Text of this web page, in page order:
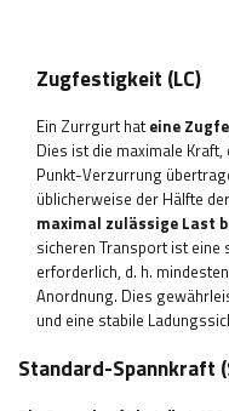
Zugfestigkeit (LC)
Ein Zurrgurt hateine
Dies ist die maximale
Punkt-Verzurrung
üblicherweise der Hälfte
maximal zulässige Last
sicheren Transport ist
erforderlich, d. h.
Anordnung. Dies
und eine stabile
Standard-Spannkraft